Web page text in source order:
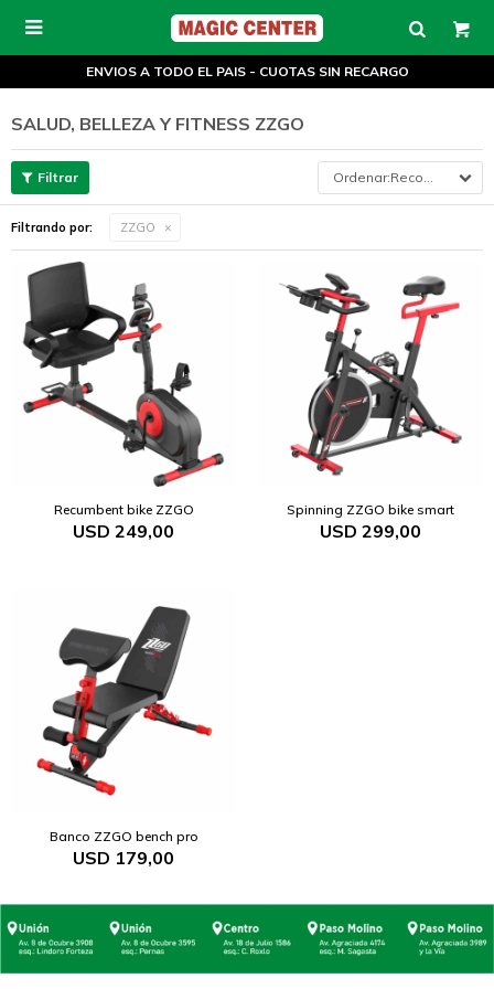

ENVIOS A TODO EL PAIS - CUOTAS SIN RECARGO
SALUD, BELLEZA Y FITNESS ZZGO
Recomendados
Filtrando por: ZZGO
Recumbent bike ZZGO
USD 249,00
Spinning ZZGO bike smart
USD 299,00
Banco ZZGO bench pro
USD 179,00